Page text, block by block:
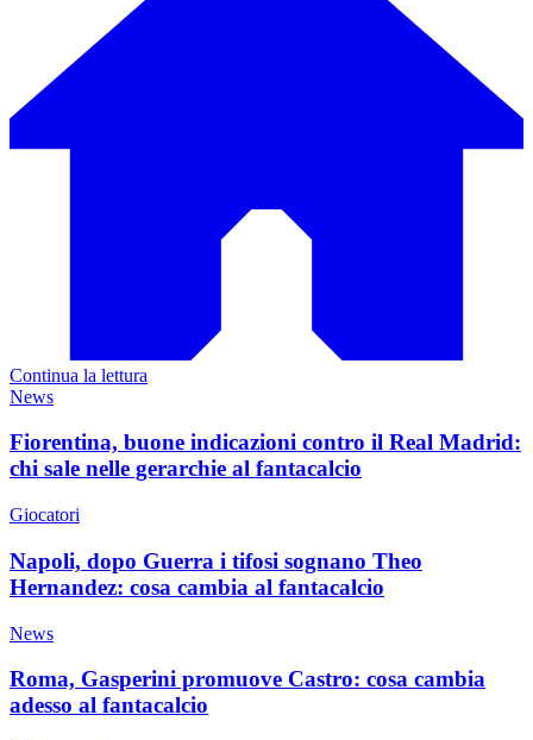
Continua la lettura
News
Fiorentina, buone indicazioni contro il Real Madrid:
chi sale nelle gerarchie al fantacalcio
Giocatori
Napoli, dopo Guerra i tifosi sognano Theo
Hernandez: cosa cambia al fantacalcio
News
Roma, Gasperini promuove Castro: cosa cambia
adesso al fantacalcio